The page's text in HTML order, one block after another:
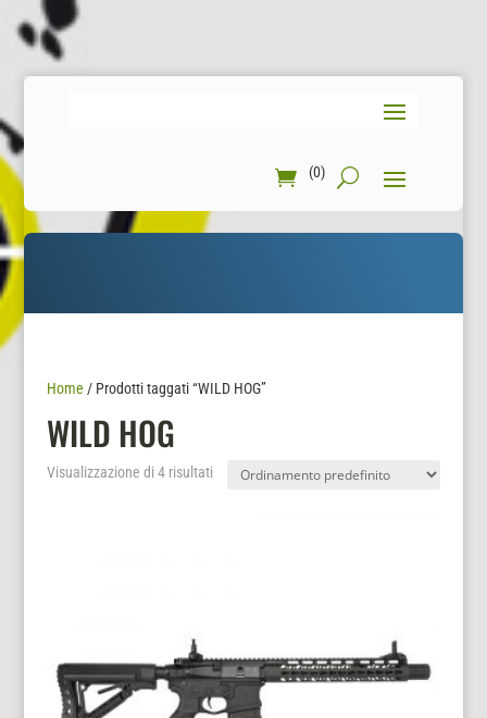
(0)
Home / Prodotti taggati “WILD HOG”
WILD HOG
Visualizzazione di 4 risultati